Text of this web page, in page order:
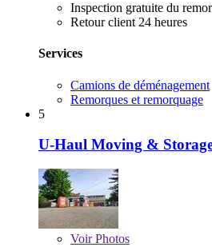
Inspection gratuite du
Retour client 24 heures
Services
Camions de déménagement
Remorques et remorquage
5
U-Haul Moving &
VoirPhotos